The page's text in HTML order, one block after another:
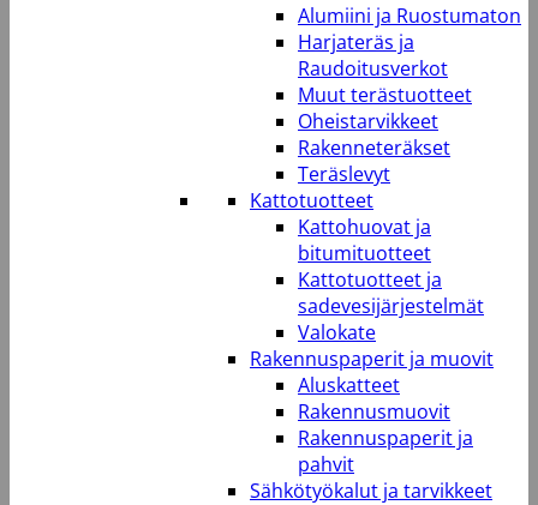
Alumiini ja Ruostumaton
Harjateräs ja
Raudoitusverkot
Muut terästuotteet
Oheistarvikkeet
Rakenneteräkset
Teräslevyt
Kattotuotteet
Kattohuovat ja
bitumituotteet
Kattotuotteet ja
sadevesijärjestelmät
Valokate
Rakennuspaperit ja muovit
Aluskatteet
Rakennusmuovit
Rakennuspaperit ja
pahvit
Sähkötyökalut ja tarvikkeet